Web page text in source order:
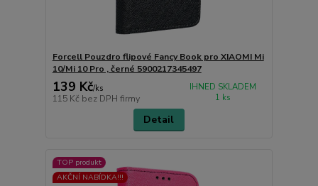
Forcell Pouzdro flipové Fancy Book pro XIAOMI Mi
10/Mi 10 Pro , černé 5900217345497
139 Kč/ks
115 Kč bez DPH firmy
IHNED SKLADEM
1 ks
Detail
TOP produkt
AKČNÍ NABÍDKA!!!